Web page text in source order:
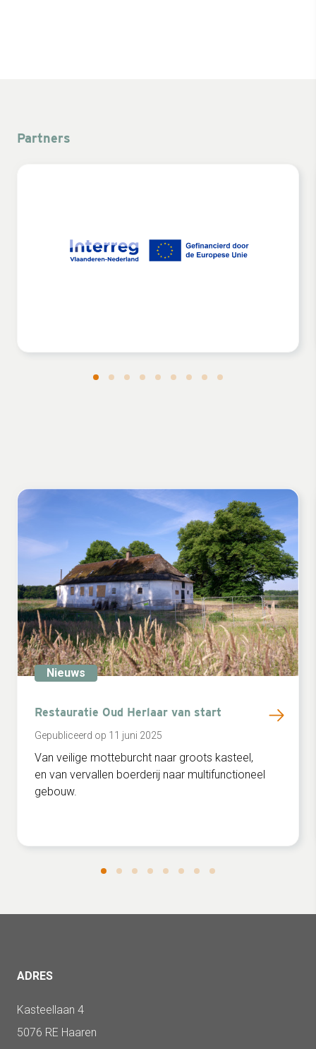
Partners
Nieuws
Restauratie Oud Herlaar van start
Gepubliceerd op 11 juni 2025
Van veilige motteburcht naar groots kasteel,
en van vervallen boerderij naar multifunctioneel
gebouw.
ADRES
Kasteellaan 4
5076 RE Haaren